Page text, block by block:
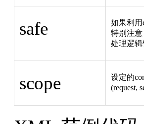
safe
如果利
特别注意
处理逻
scope
设定的
(request,